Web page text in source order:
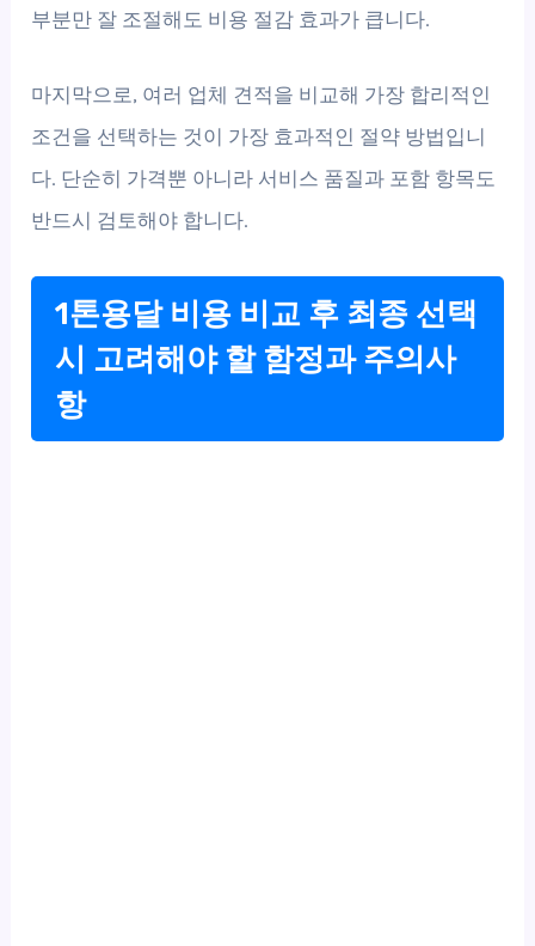
부분만 잘 조절해도 비용 절감 효과가 큽니다.
마지막으로, 여러 업체 견적을 비교해 가장 합리적인
조건을 선택하는 것이 가장 효과적인 절약 방법입니
다. 단순히 가격뿐 아니라 서비스 품질과 포함 항목도
반드시 검토해야 합니다.
1톤용달 비용 비교 후 최종 선택
시 고려해야 할 함정과 주의사
항